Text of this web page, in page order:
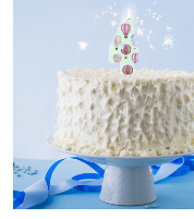
α
τ
ο